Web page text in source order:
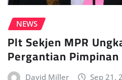
NEWS
Plt Sekjen MPR
Pergantian Pimpinan
David Miller Sep 21,